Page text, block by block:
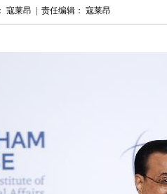
寇莱昂 责任编辑： 寇莱昂